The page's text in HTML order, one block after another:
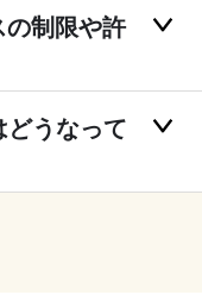
制限や許
うなって